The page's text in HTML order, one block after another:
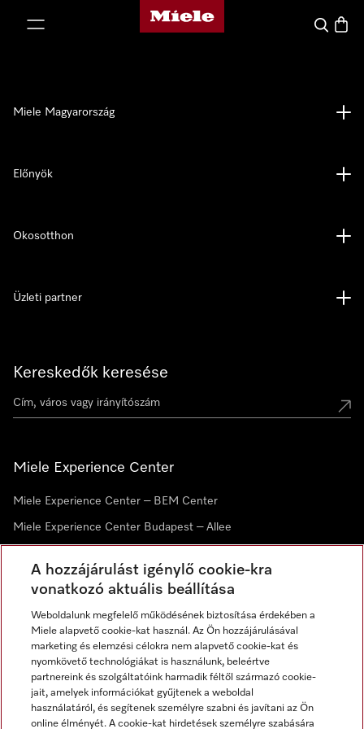
Miele honlapja
Kereses
Kereskedők keresése
Miele Experience Center
Miele Experience Center – BEM Center
Miele Experience Center Budapest – Allee
Hírlevél
Miele Magyarország
Előnyök
Okosotthon
Üzleti partner
A hozzájárulást igénylő cookie-kra
vonatkozó aktuális beállítása
Weboldalunk megfelelő működésének biztosítása érdekében a
Miele alapvető cookie-kat használ. Az Ön hozzájárulásával
marketing és elemzési célokra nem alapvető cookie-kat és
nyomkövető technológiákat is használunk, beleértve
partnereink és szolgáltatóink harmadik féltől származó cookie-
jait, amelyek információkat gyűjtenek a weboldal
használatáról, és segítenek személyre szabni és javítani az Ön
online élményét. A cookie-kat hirdetések személyre szabására